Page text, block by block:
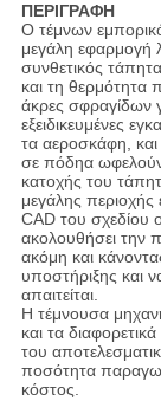
ΠΕΡΙΓΡΑΦΗ
Ο τέμνων
μεγάλη εφαρμογή
συνθετικός
και τη θερμότητα
άκρες σφραγίδων
εξειδικευμένες
τα αεροσκάφη, και
σε πόδηα
κατοχής του
μεγάλης
CAD του σχεδίου
ακολουθήσει την
ακόμη και
υποστήριξης και
απαιτείται.
Η τέμνουσα
και τα
του
ποσότητα
κόστος.